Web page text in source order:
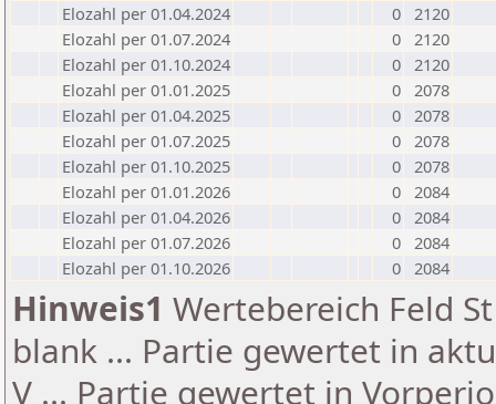
Elozahl per 01.04.2024
0 2120
Elozahl per 01.07.2024
0 2120
Elozahl per 01.10.2024
0 2120
Elozahl per 01.01.2025
0 2078
Elozahl per 01.04.2025
0 2078
Elozahl per 01.07.2025
0 2078
Elozahl per 01.10.2025
0 2078
Elozahl per 01.01.2026
0 2084
Elozahl per 01.04.2026
0 2084
Elozahl per 01.07.2026
0 2084
Elozahl per 01.10.2026
0 2084
Hinweis1 Wertebereich Feld
blank ... Partie gewertet in
V ... Partie gewertet in